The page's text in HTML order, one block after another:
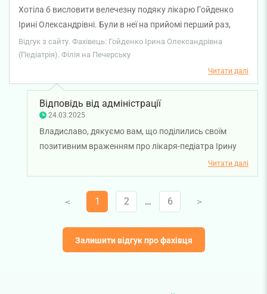
Хотіла б висловити велечезну подяку лікарю Гойденко
Ірині Олександрівні. Були в неї на прийомі перший раз,
дуже здивована, що в такий час ще лишились такі чудові
лікарі. Дуже вдячна за вашу турботу.
Відгук з сайту. Фахівець: Гойденко Ірина Олександрівна
(Педіатрія). Філія на Печерську
Читати далі
Відповідь від адміністрації
24.03.2025
Владиславо, дякуємо вам, що поділились своїм
позитивним враженням про лікаря-педіатра Ірину
Читати далі
V 1 2 … 6 V
Залишити відгук про фахівця